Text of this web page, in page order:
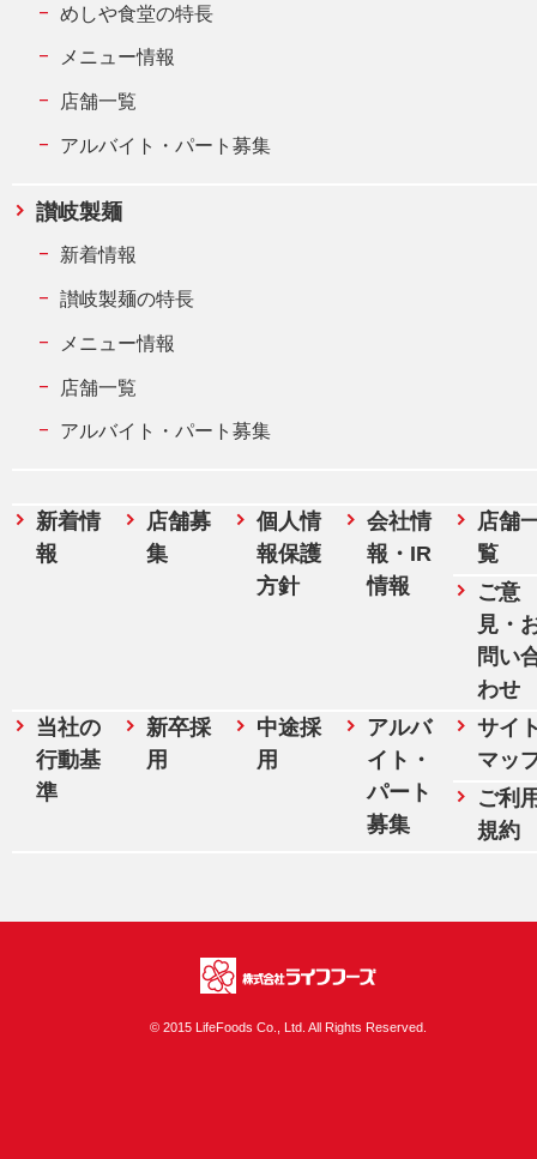
めしや食堂の特長
メニュー情報
店舗一覧
アルバイト・パート募集
讃岐製麺
新着情報
讃岐製麺の特長
メニュー情報
店舗一覧
アルバイト・パート募集
新着情
報
店舗募
集
個人情
報保護
方針
会社情
報・IR
情報
店舗
覧
ご意
見・
問い
わせ
当社の
行動基
準
新卒採
用
中途採
用
アルバ
イト・
パート
募集
サイ
マッ
ご利
規約
© 2015 LifeFoods Co., Ltd. All Rights Reserved.